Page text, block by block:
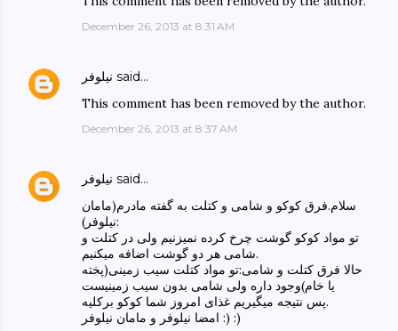
December 26, 2013 at 8:31 AM
نیلوفر said…
This comment has been removed by the author.
December 26, 2013 at 8:37 AM
نیلوفر said…
سلام.فرق کوکو و شامی و کتلت به گفته مادرم(مامان
نیلوفر):
تو مواد کوکو گوشت چرخ کرده نمیزنیم ولی در کتلت و
شامی هر دو گوشت اضافه میکنیم.
حالا فرق کتلت و شامی:تو مواد کتلت سیب زمینی(پخته
یا خام)وجود داره ولی شامی بدون سیب زمینیست
پس نتیجه میگیریم غذای امروز شما کوکو برکلیه.
امضا نیلوفر و مامان نیلوفر :) :)